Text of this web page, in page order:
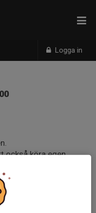
Logga in
också köra egen